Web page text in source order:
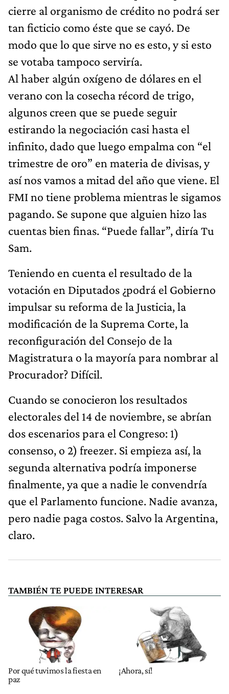
cierre al organismo de crédito no podrá ser
tan ficticio como éste que se cayó. De
modo que lo que sirve no es esto, y si esto
se votaba tampoco serviría.
Al haber algún oxígeno de dólares en el
verano con la cosecha récord de trigo,
algunos creen que se puede seguir
estirando la negociación casi hasta el
infinito, dado que luego empalma con “el
trimestre de oro” en materia de divisas, y
así nos vamos a mitad del año que viene. El
FMI no tiene problema mientras le sigamos
pagando. Se supone que alguien hizo las
cuentas bien finas. “Puede fallar”, diría Tu
Sam.
Teniendo en cuenta el resultado de la
votación en Diputados ¿podrá el Gobierno
impulsar su reforma de la Justicia, la
modificación de la Suprema Corte, la
reconfiguración del Consejo de la
Magistratura o la mayoría para nombrar al
Procurador? Difícil.
Cuando se conocieron los resultados
electorales del 14 de noviembre, se abrían
dos escenarios para el Congreso: 1)
consenso, o 2) freezer. Si empieza así, la
segunda alternativa podría imponerse
finalmente, ya que a nadie le convendría
que el Parlamento funcione. Nadie avanza,
pero nadie paga costos. Salvo la Argentina,
claro.
TAMBIÉN TE PUEDE INTERESAR
Por qué tuvimos la fiesta en
paz
¡Ahora, sí!